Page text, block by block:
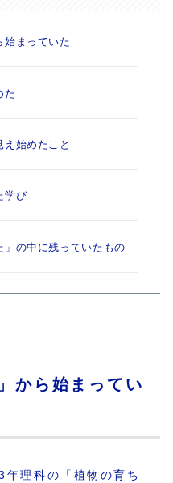
始まっていた
た
え始めたこと
学び
」の中に残っていたもの
から始まってい
年理科の「植物の育ち